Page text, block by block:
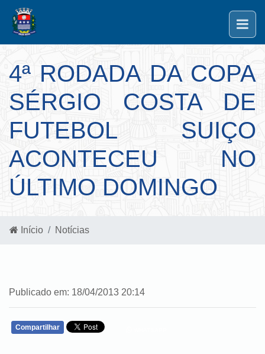
4ª RODADA DA COPA
SÉRGIO COSTA DE
FUTEBOL SUIÇO
ACONTECEU NO
ÚLTIMO DOMINGO
Início Notícias
Publicado em: 18/04/2013 20:14
Compartilhar